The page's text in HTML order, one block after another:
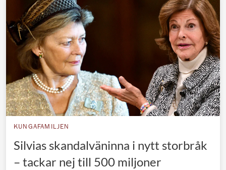
Nederländska kungahuset
Belgiska kungahuset
Jordanska kungahuset
Luxemburgska storhertighuset
Japanska kejsarhuset
Thailändska kungahuset
Marockanska kungahuset
KUNGAFAMILJEN
Silvias skandalväninna i nytt storbråk
– tackar nej till 500 miljoner